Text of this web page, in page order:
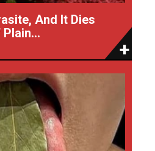
And It Dies